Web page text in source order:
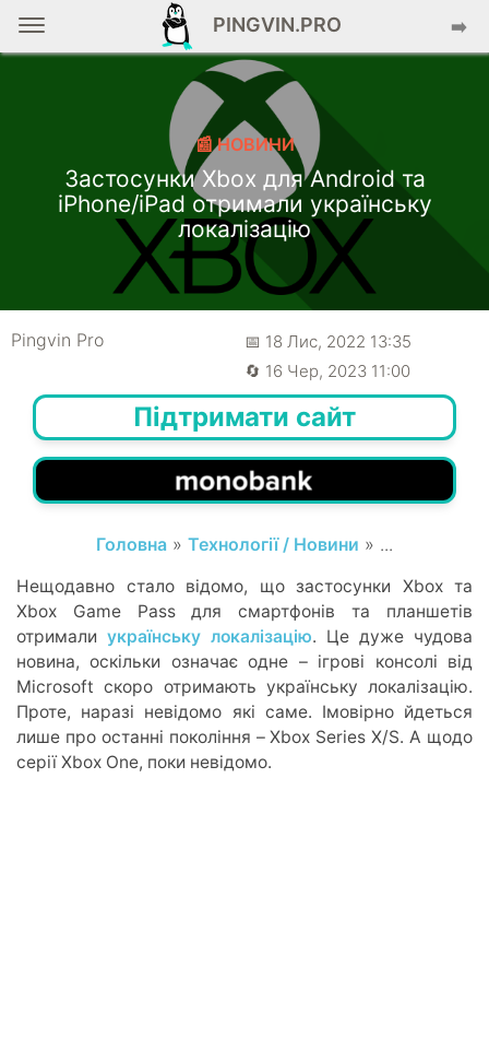
PINGVIN.PRO ➡️
📰 НОВИНИ
Застосунки Xbox для Android та
iPhone/iPad отримали українську
локалізацію
Pingvin Pro
📅 18 Лис, 2022 13:35
🔄 16 Чер, 2023 11:00
Підтримати сайт
Головна » Технології / Новини » ...
Нещодавно стало відомо, що застосунки Xbox та
Xbox Game Pass для смартфонів та планшетів
отримали українську локалізацію. Це дуже чудова
новина, оскільки означає одне – ігрові консолі від
Microsoft скоро отримають українську локалізацію.
Проте, наразі невідомо які саме. Імовірно йдеться
лише про останні покоління – Xbox Series X/S. А щодо
серії Xbox One, поки невідомо.